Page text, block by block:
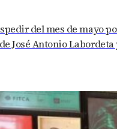
del mes de mayo
José Antonio